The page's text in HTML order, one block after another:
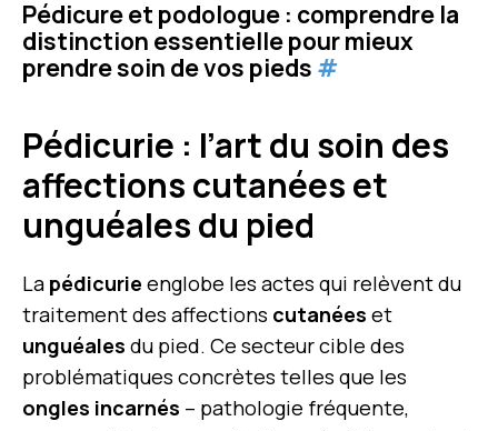
Pédicure et podologue : comprendre la
distinction essentielle pour mieux
prendre soin de vos pieds #
Pédicurie : l’art du soin des
affections cutanées et
unguéales du pied
La pédicurie englobe les actes qui relèvent du
traitement des affections cutanées et
unguéales du pied. Ce secteur cible des
problématiques concrètes telles que les
ongles incarnés – pathologie fréquente,